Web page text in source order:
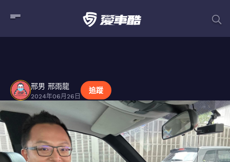
貼文
邢男 邢雨龍
2024年06月26日
追蹤